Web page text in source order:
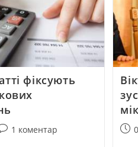
фіксують
1 коментар